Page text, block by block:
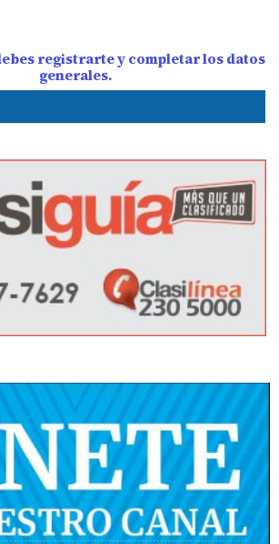
registrarte y completar los datos
generales.